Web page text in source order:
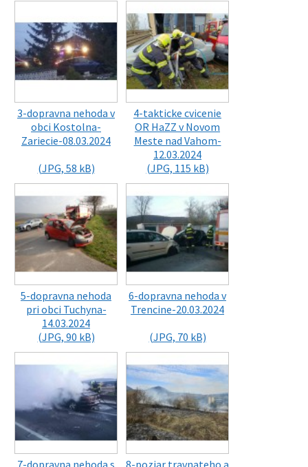
3-dopravna nehoda v
obci Kostolna-
Zariecie-08.03.2024
(JPG, 58 kB)
4-takticke cvicenie
OR HaZZ v Novom
Meste nad Vahom-
12.03.2024
(JPG, 115 kB)
5-dopravna nehoda
pri obci Tuchyna-
14.03.2024
(JPG, 90 kB)
6-dopravna nehoda v
Trencine-20.03.2024
(JPG, 70 kB)